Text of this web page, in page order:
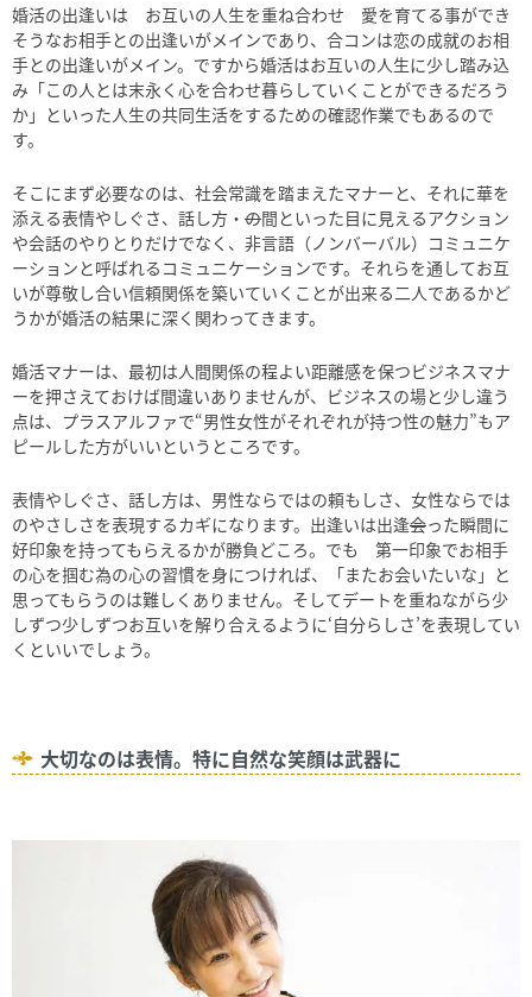
婚活の出逢いは お互いの人生を重ね合わせ 愛を育てる事ができ
そうなお相手との出逢いがメインであり、合コンは恋の成就のお相
手との出逢いがメイン。ですから婚活はお互いの人生に少し踏み込
み「この人とは末永く心を合わせ暮らしていくことができるだろう
か」といった人生の共同生活をするための確認作業でもあるので
す。
そこにまず必要なのは、社会常識を踏まえたマナーと、それに華を
添える表情やしぐさ、話し方・ の間といった目に見えるアクション
や会話のやりとりだけでなく、非言語（ノンバーバル）コミュニケ
ーションと呼ばれるコミュニケーションです。それらを通してお互
いが尊敬し合い信頼関係を築いていくことが出来る二人であるかど
うかが婚活の結果に深く関わってきます。
婚活マナーは、最初は人間関係の程よい距離感を保つビジネスマナ
ーを押さえておけば間違いありませんが、ビジネスの場と少し違う
点は、プラスアルファで“男性女性がそれぞれが持つ性の魅力”もア
ピールした方がいいというところです。
表情やしぐさ、話し方は、男性ならではの頼もしさ、女性ならでは
のやさしさを表現するカギになります。出逢いは出逢会った瞬間に
好印象を持ってもらえるかが勝負どころ。でも 第一印象でお相手
の心を掴む為の心の習慣を身につければ、「またお会いたいな」と
思ってもらうのは難しくありません。そしてデートを重ねながら少
しずつ少しずつお互いを解り合えるように‘自分らしさ’を表現してい
くといいでしょう。
大切なのは表情。特に自然な笑顔は武器に